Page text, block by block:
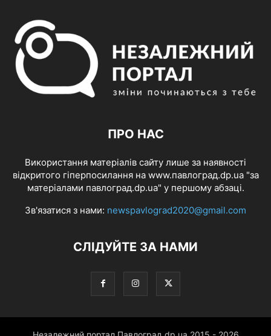
ПРО НАС
Використання матеріалів сайту лише за наявності
відкритого гіперпосилання на www.павлоград.dp.ua "за
матеріалами павлоград.dp.ua" у першому абзаці.
Зв'язатися з нами: newspavlograd2020@gmail.com
СЛІДУЙТЕ ЗА НАМИ